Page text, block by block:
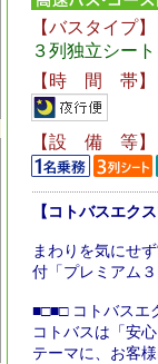
【バスタイプ】
３列独立シー
【時 間 帯】
【設 備 等】
【コトバスエク
まわりを気にせ
付「プレミアム
■□■□ コトバスエ
コトバスは「安
テーマに、お客